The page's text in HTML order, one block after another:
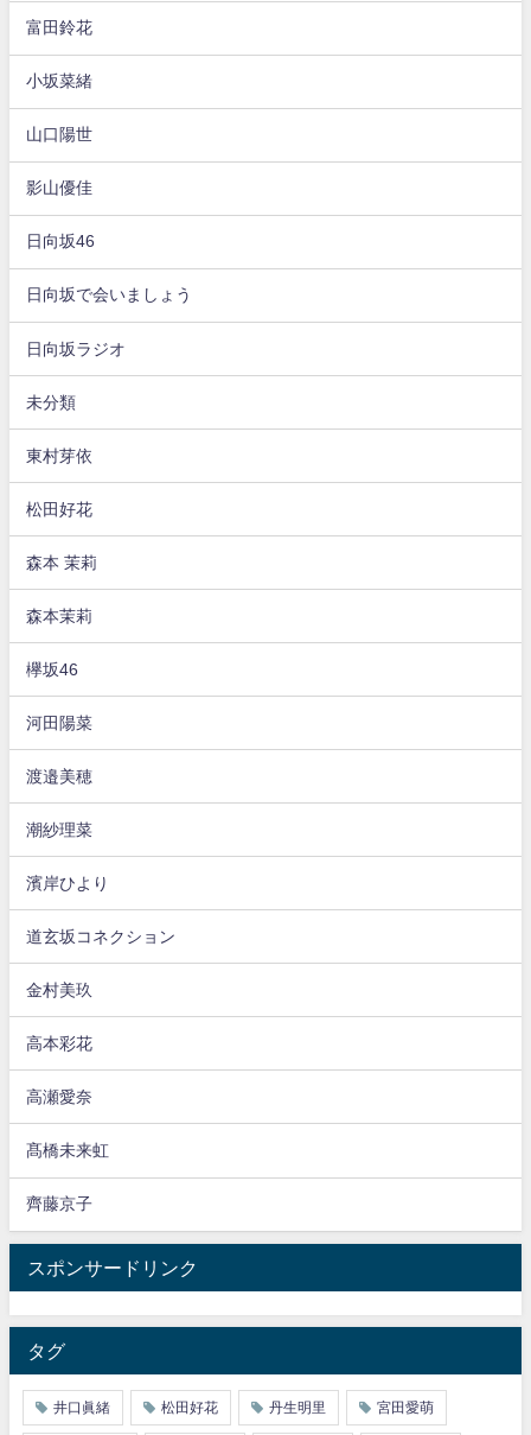
富田鈴花
小坂菜緒
山口陽世
影山優佳
日向坂46
日向坂で会いましょう
日向坂ラジオ
未分類
東村芽依
松田好花
森本 茉莉
森本茉莉
欅坂46
河田陽菜
渡邉美穂
潮紗理菜
濱岸ひより
道玄坂コネクション
金村美玖
高本彩花
高瀬愛奈
髙橋未来虹
齊藤京子
スポンサードリンク
タグ
井口眞緒 松田好花 丹生明里 宮田愛萌